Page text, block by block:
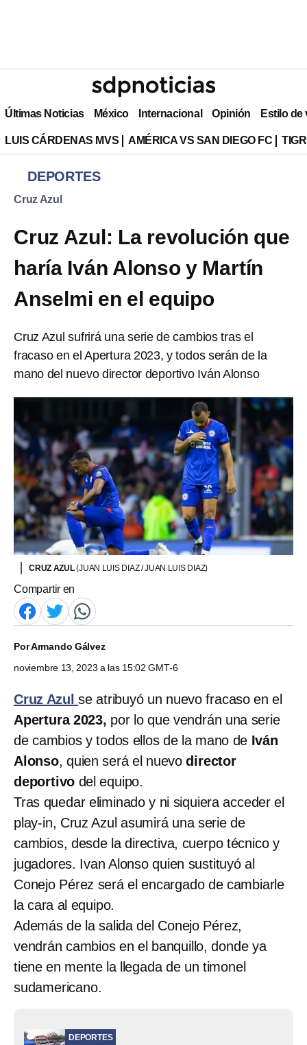
Últimas Noticias México Internacional Opinión Estilo de
LUIS CÁRDENAS MVS AMÉRICA VS SAN DIEGO FC
DEPORTES
Cruz Azul
Cruz Azul: La revolución que
haría Iván Alonso y Martín
Anselmi en el equipo
Cruz Azul sufrirá una serie de cambios tras el
fracaso en el Apertura 2023, y todos serán de la
mano del nuevo director deportivo Iván Alonso
CRUZ AZUL(JUAN LUIS DIAZ / JUAN LUIS DIAZ)
Compartir en
PorArmando Gálvez
noviembre 13, 2023 a las 15:02 GMT-6
Cruz Azulse atribuyó un nuevo fracaso en el
Apertura 2023, por lo que vendrán una serie
de cambios y todos ellos de la mano de Iván
Alonso, quien será el nuevo director
deportivo del equipo.
Tras quedar eliminado y ni siquiera acceder el
play-in, Cruz Azul asumirá una serie de
cambios, desde la directiva, cuerpo técnico y
jugadores. Ivan Alonso quien sustituyó al
Conejo Pérez será el encargado de cambiarle
la cara al equipo.
Además de la salida del Conejo Pérez,
vendrán cambios en el banquillo, donde ya
tiene en mente la llegada de un timonel
sudamericano.
DEPORTES